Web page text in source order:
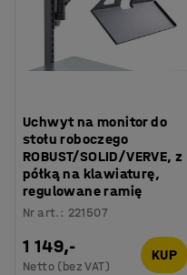
Uchwyt na monitor do
stołu roboczego
ROBUST/SOLID/VERVE, z
półką na klawiaturę,
regulowane ramię
Nr art. : 221507
1 149,-
Netto (bez VAT)
KUP